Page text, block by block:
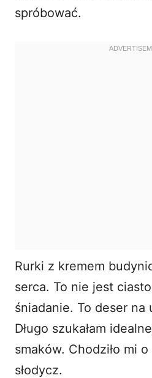
spróbować.
Rurki z kremem
serca. To nie jest
śniadanie. To deser na
Długo szukałam
smaków. Chodziło mi
słodycz.